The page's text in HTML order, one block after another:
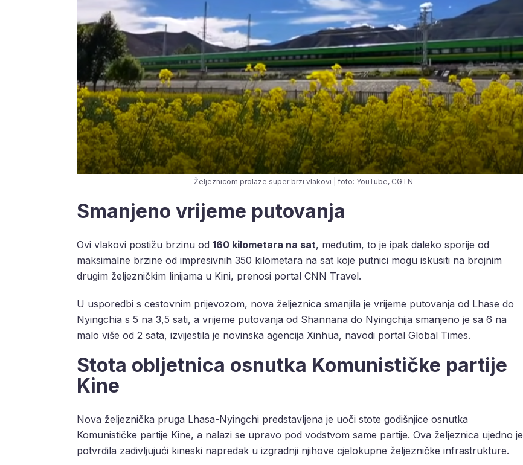
Željeznicom prolaze super brzi vlakovi | foto: YouTube, CGTN
Smanjeno vrijeme putovanja
Ovi vlakovi postižu brzinu od 160 kilometara na sat, međutim, to je ipak daleko sporije od
maksimalne brzine od impresivnih 350 kilometara na sat koje putnici mogu iskusiti na brojnim
drugim željezničkim linijama u Kini, prenosi portal CNN Travel.
U usporedbi s cestovnim prijevozom, nova željeznica smanjila je vrijeme putovanja od Lhase do
Nyingchia s 5 na 3,5 sati, a vrijeme putovanja od Shannana do Nyingchija smanjeno je sa 6 na
malo više od 2 sata, izvijestila je novinska agencija Xinhua, navodi portal Global Times.
Stota obljetnica osnutka Komunističke partije
Kine
Nova željeznička pruga Lhasa-Nyingchi predstavljena je uoči stote godišnjice osnutka
Komunističke partije Kine, a nalazi se upravo pod vodstvom same partije. Ova željeznica ujedno je
potvrdila zadivljujući kineski napredak u izgradnji njihove cjelokupne željezničke infrastrukture.